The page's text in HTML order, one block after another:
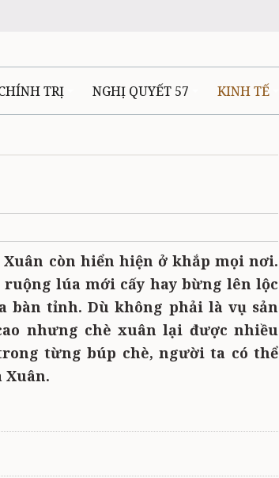
TRỊ NGHỊ QUYẾT 57 KINH TẾ
còn hiển hiện ở khắp mọi nơi.
lúa mới cấy hay bừng lên lộc
bàn tỉnh. Dù không phải là vụ sản
nhưng chè xuân lại được nhiều
từng búp chè, người ta có thể
Xuân.